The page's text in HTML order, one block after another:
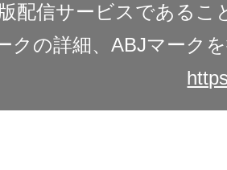
配信サービスであるこ
クの詳細、ABJマーク